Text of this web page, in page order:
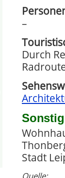
–
Durch
Stadt
Quelle: